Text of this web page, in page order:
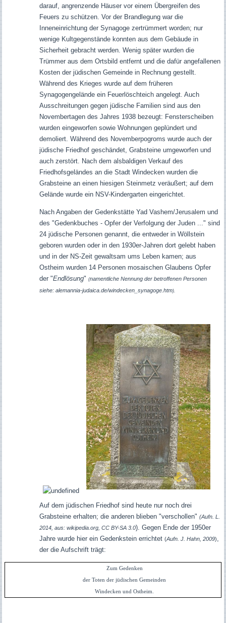
darauf, angrenzende Häuser vor einem Übergreifen des
Feuers zu schützen. Vor der Brandlegung war die
Inneneinrichtung der Synagoge zertrümmert worden; nur
wenige Kultgegenstände konnten aus dem Gebäude in
Sicherheit gebracht werden. Wenig später wurden die
Trümmer aus dem Ortsbild entfernt und die dafür angefallenen
Kosten der jüdischen Gemeinde in Rechnung gestellt.
Während des Krieges wurde auf dem früheren
Synagogengelände ein Feuerlöschteich angelegt. Auch
Ausschreitungen gegen jüdische Familien sind aus den
Novembertagen des Jahres 1938 bezeugt: Fensterscheiben
wurden eingeworfen sowie Wohnungen geplündert und
demoliert. Während des Novemberpogroms wurde auch der
jüdische Friedhof geschändet, Grabsteine umgeworfen und
auch zerstört. Nach dem alsbaldigen Verkauf des
Friedhofsgeländes an die Stadt Windecken wurden die
Grabsteine an einen hiesigen Steinmetz veräußert; auf dem
Gelände wurde ein NSV-Kindergarten eingerichtet.
Nach Angaben der Gedenkstätte Yad Vashem/Jerusalem und
des "Gedenkbuches - Opfer der Verfolgung der Juden ..." sind
24 jüdische Personen genannt, die entweder in Wöllstein
geboren wurden oder in den 1930er-Jahren dort gelebt haben
und in der NS-Zeit gewaltsam ums Leben kamen; aus
Ostheim wurden 14 Personen mosaischen Glaubens Opfer
der "Endlösung" (namentliche Nennung der betroffenen Personen
siehe: alemannia-judaica.de/windecken_synagoge.htm).
Auf dem jüdischen Friedhof sind heute nur noch drei
Grabsteine erhalten; die anderen blieben "verschollen" (Aufn. L.
2014, aus: wikipedia.org, CC BY-SA 3.0). Gegen Ende der 1950er
Jahre wurde hier ein Gedenkstein errichtet (Aufn. J. Hahn, 2009),
der die Aufschrift trägt:
Zum Gedenken
der Toten der jüdischen Gemeinden
Windecken und Ostheim.